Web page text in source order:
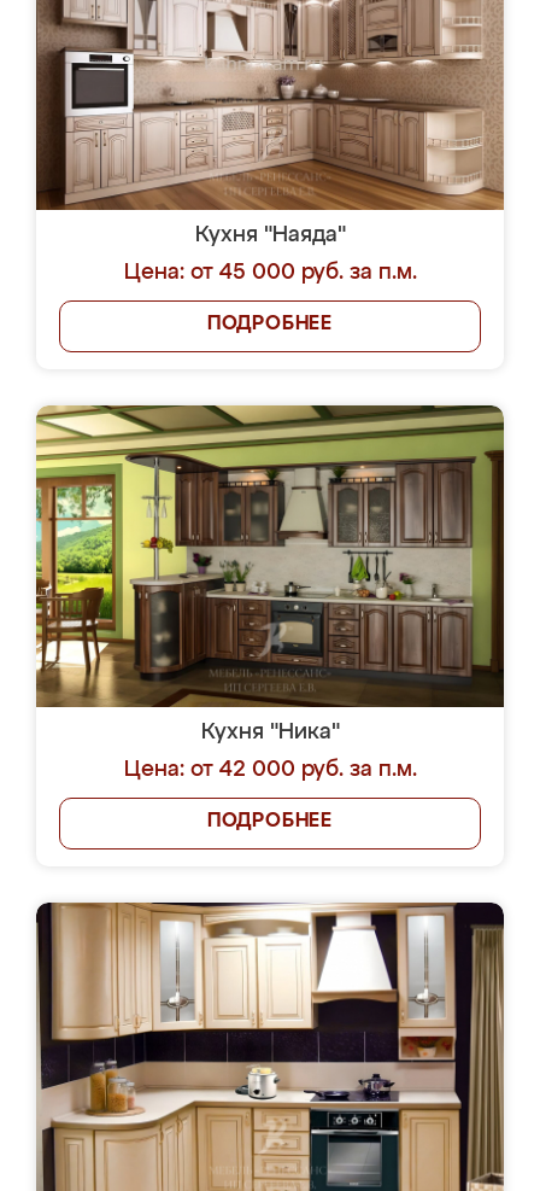
Кухня "Наяда"
Цена: от 45 000 руб. за п.м.
ПОДРОБНЕЕ
Кухня "Ника"
Цена: от 42 000 руб. за п.м.
ПОДРОБНЕЕ